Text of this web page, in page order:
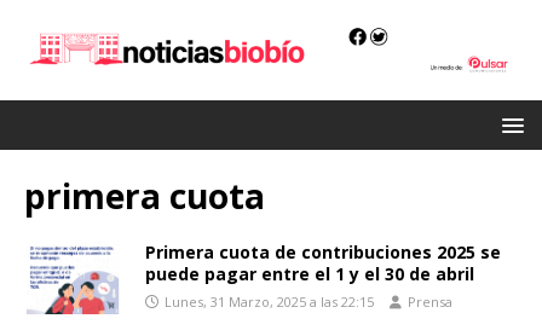
primera cuota
Primera cuota de contribuciones 2025 se
puede pagar entre el 1 y el 30 de abril
Lunes, 31 Marzo, 2025 a las 22:15 Prensa